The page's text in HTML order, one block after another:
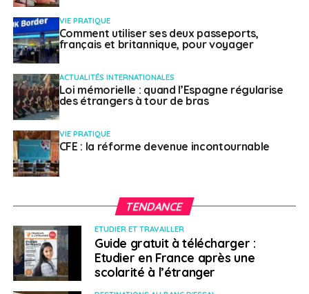
(42%) ;
Communiquer avec les collaborateurs au cours
d’une crise (42%) ;
Avoir les ressources adéquates pour gérer
l’assistance santé et sécurité (40%).
Intégrer l’évaluation des risques dans le processus
d’approbation du voyage est le moyen le plus utilisé
pour répondre aux préoccupations en matière de
santé et de sécurité au cours de la dernière année,
populaires sont ensuite :
Mettre en œuvre une formation à la sécurité et la
sureté en voyage (39%) ;
Envoyer des e-mails d’information avant et
pendant le voyage (38%) ;
VIE PRATIQUE
Comment utiliser ses deux passeports,
français et britannique, pour voyager
ACTUALITÉS INTERNATIONALES
Loi mémorielle : quand l’Espagne régularise
des étrangers à tour de bras
VIE PRATIQUE
CFE : la réforme devenue incontournable
TENDANCE
ETUDIER ET TRAVAILLER
Guide gratuit à télécharger :
Etudier en France après une
scolarité à l’étranger